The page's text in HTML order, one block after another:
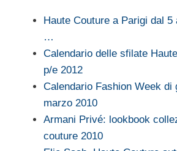
Haute Couture a Parigi dal 5
…
Calendario delle sfilate
p/e 2012
Calendario Fashion Week di
marzo 2010
Armani Privé: lookbook
couture 2010